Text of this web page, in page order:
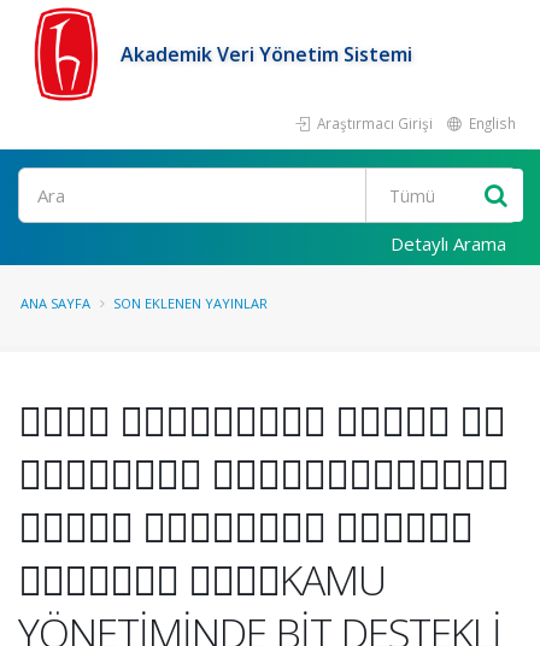
Akademik Veri Yönetim Sistemi
Araştırmacı Girişi English
Ara
Detaylı Arama
ANA SAYFA SON EKLENEN YAYINLAR
􏰇􏰜􏰠􏰪 􏰊􏰫􏰙􏰔􏰖􏰚􏰠􏰝􏰔 􏰰􏰚􏰓􏰮􏰚 􏰦􏰔
􏰂􏰓􏰔􏰖􏰚􏰞􏰚􏰠 􏰤􏰔􏰕􏰙􏰘􏰓􏰘􏰹􏰚􏰓􏰔􏰗􏰚
􏰡􏰰􏰂􏰤􏰣 􏰅􏰔􏰬􏰖􏰔􏰕􏰓􏰚 􏰊􏰜􏰳􏰮􏰟􏰙
􏰇􏰜􏰖􏰟􏰓􏰟􏰠 􏰐􏰘􏰝􏰔KAMU
YÖNETİMİNDE BİT DESTEKLİ